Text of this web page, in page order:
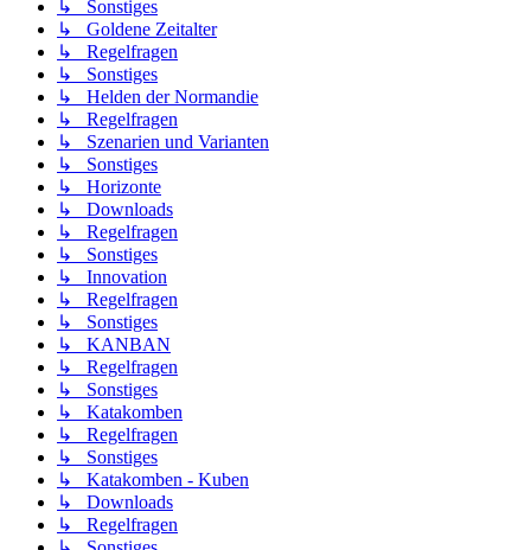
↳ Sonstiges
↳ Goldene Zeitalter
↳ Regelfragen
↳ Sonstiges
↳ Helden der Normandie
↳ Regelfragen
↳ Szenarien und Varianten
↳ Sonstiges
↳ Horizonte
↳ Downloads
↳ Regelfragen
↳ Sonstiges
↳ Innovation
↳ Regelfragen
↳ Sonstiges
↳ KANBAN
↳ Regelfragen
↳ Sonstiges
↳ Katakomben
↳ Regelfragen
↳ Sonstiges
↳ Katakomben - Kuben
↳ Downloads
↳ Regelfragen